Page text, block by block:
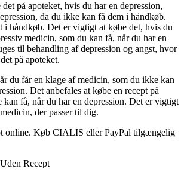
på apoteket, hvis du har en depression,
da du ikke kan få dem i håndkøb.
i håndkøb. Det er vigtigt at købe det, hvis du
medicin, som du kan få, når du har en
til behandling af depression og angst, hvor
på apoteket.
du får en klage af medicin, som du ikke kan
Det anbefales at købe en recept på
få, når du har en depression. Det er vigtigt
der passer til dig.
online. Køb CIALIS eller PayPal tilgængelig
Recept